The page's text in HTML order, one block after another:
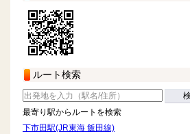
ルート検索
最寄り駅からルートを検索
下市田駅(JR東海 飯田線)